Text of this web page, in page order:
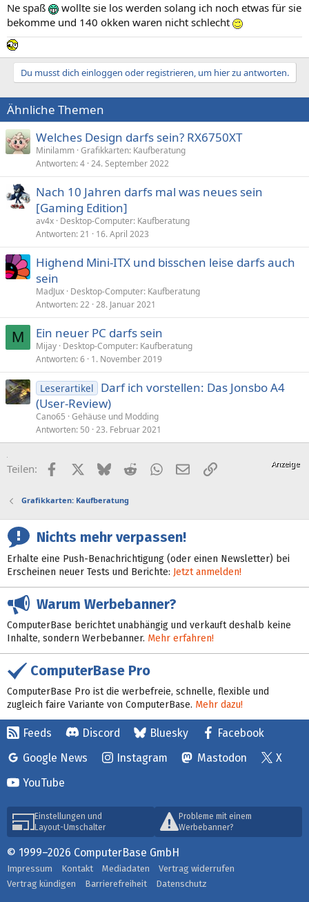
Ne spaß
wollte sie los werden solang ich noch etwas für sie
bekomme und 140 okken waren nicht schlecht
Du musst dich einloggen oder registrieren, um hier zu antworten.
Ähnliche Themen
Welches Design darfs sein? RX6750XT
Minilamm Grafikkarten: Kaufberatung
Antworten 4 24. September 2022
Nach 10 Jahren darfs mal was neues sein
[Gaming Edition]
av4x Desktop-Computer: Kaufberatung
Antworten 21 16. April 2023
Highend Mini-ITX und bisschen leise darfs auch
sein
MadJux Desktop-Computer: Kaufberatung
Antworten 22 28. Januar 2021
M Ein neuer PC darfs sein
Mijay Desktop-Computer: Kaufberatung
Antworten 6 1. November 2019
Leserartikel
Darf ich vorstellen: Das Jonsbo A4
(User-Review)
Cano65 Gehäuse und Modding
Antworten 50 23. Februar 2021
Teilen: FacebookX (Twitter)
BlueskyRedditWhatsApp
E-MailLink
Grafikkarten: Kaufberatung
Nichts mehr verpassen!
Erhalte eine Push-Benachrichtigung (oder einen Newsletter) bei
Erscheinen neuer Tests und Berichte: Jetzt anmelden!
Warum Werbebanner?
ComputerBase berichtet unabhängig und verkauft deshalb keine
Inhalte, sondern Werbebanner. Mehr erfahren!
ComputerBase Pro
ComputerBase Pro ist die werbefreie, schnelle, flexible und
zugleich faire Variante von ComputerBase. Mehr dazu!
Feeds Discord Bluesky
Facebook
Google News
Instagram Mastodon
X
YouTube
Einstellungen und
Layout-Umschalter
Probleme mit einem
Werbebanner?
© 1999–2026 ComputerBase GmbH
Impressum Kontakt Mediadaten
Vertrag widerrufen
Vertrag kündigen
Barrierefreiheit Datenschutz